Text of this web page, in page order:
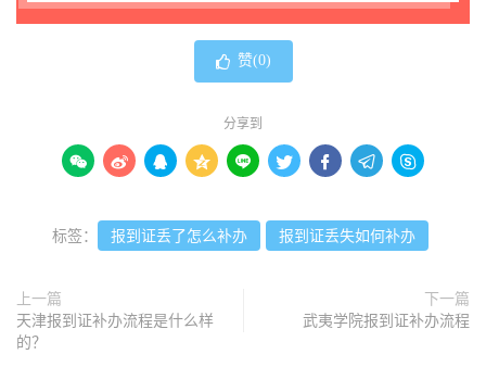
赞(0)
分享到
        
标签： 报到证丢了怎么补办 报到证丢失如何补办
上一篇
天津报到证补办流程是什么样
的？
下一篇
武夷学院报到证补办流程